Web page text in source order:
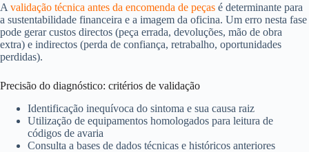
A validação técnica antes da encomenda de peças é determinante para
a sustentabilidade financeira e a imagem da oficina. Um erro nesta fase
pode gerar custos directos (peça errada, devoluções, mão de obra
extra) e indirectos (perda de confiança, retrabalho, oportunidades
perdidas).
Precisão do diagnóstico: critérios de validação
Identificação inequívoca do sintoma e sua causa raiz
Utilização de equipamentos homologados para leitura de
códigos de avaria
Consulta a bases de dados técnicas e históricos anteriores